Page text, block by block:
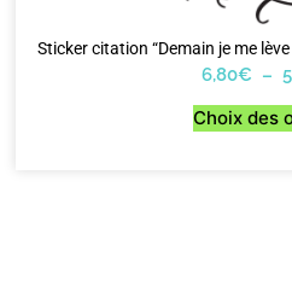
Sticker citation “Demain je me
6,80€ –
Choix des